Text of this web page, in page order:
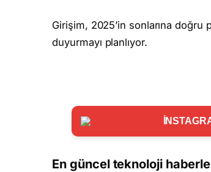
Girişim, 2025’in sonlarına doğru
duyurmayı planlıyor.
En güncel teknoloji